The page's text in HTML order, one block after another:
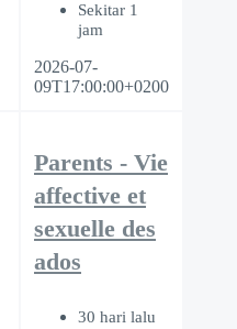
Sekitar 1
jam
2026-07-
09T17:00:00+0200
Parents - Vie
affective et
sexuelle des
ados
30 hari lalu